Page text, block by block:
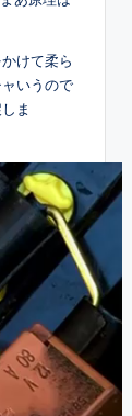
けて柔ら
いうので
ま